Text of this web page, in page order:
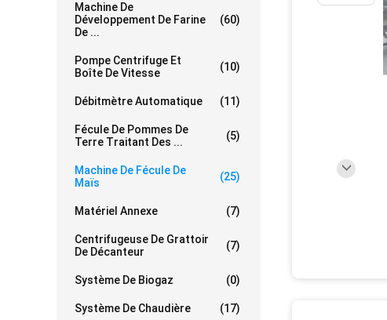
Machine De
Développement De Farine
De ...
(60)
Pompe Centrifuge Et
Boîte De Vitesse
(10)
Débitmètre Automatique (11)
Fécule De Pommes De
Terre Traitant Des ...
(5)
Machine De Fécule De
Maïs
(25)
Matériel Annexe (7)
Centrifugeuse De Grattoir
De Décanteur
(7)
Système De Biogaz (0)
Système De Chaudière (17)